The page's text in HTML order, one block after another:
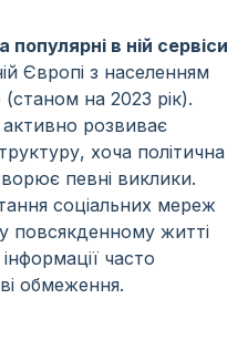
в ній сервіси
Європі з населенням
(станом на 2023 рік).
розвиває
хоча політична
певні виклики.
соціальних мереж
повсякденному житті
часто
обмеження.